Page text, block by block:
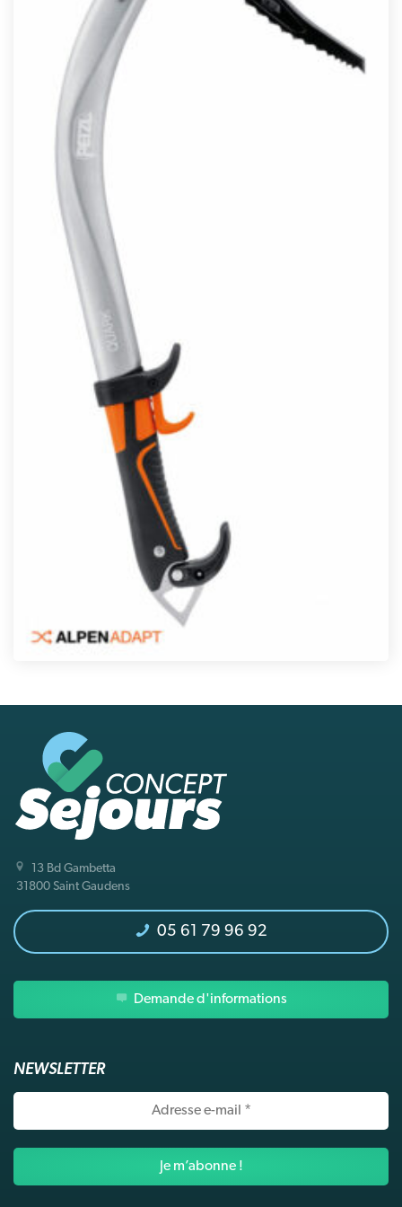
13 Bd Gambetta
31800 Saint Gaudens
05 61 79 96 92
Demande d'informations
NEWSLETTER